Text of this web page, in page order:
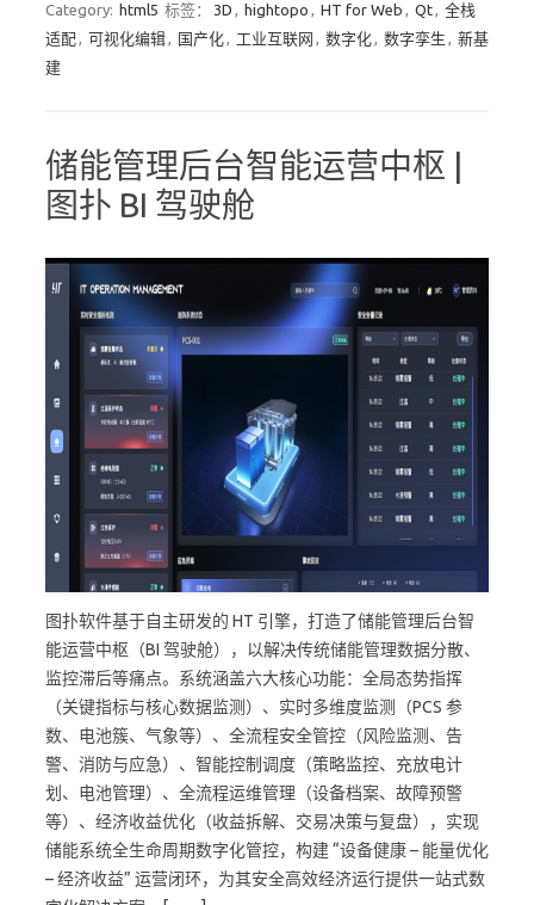
Category: html5 标签： 3D , hightopo , HT for Web , Qt, 全栈
适配 , 可视化编辑, 国产化, 工业互联网 , 数字化, 数字孪生 , 新基
建
储能管理后台智能运营中枢 |
图扑 BI 驾驶舱
图扑软件基于自主研发的 HT 引擎，打造了储能管理后台智
能运营中枢（BI 驾驶舱），以解决传统储能管理数据分散、
监控滞后等痛点。系统涵盖六大核心功能：全局态势指挥
（关键指标与核心数据监测）、实时多维度监测（PCS 参
数、电池簇、气象等）、全流程安全管控（风险监测、告
警、消防与应急）、智能控制调度（策略监控、充放电计
划、电池管理）、全流程运维管理（设备档案、故障预警
等）、经济收益优化（收益拆解、交易决策与复盘），实现
储能系统全生命周期数字化管控，构建 “设备健康 – 能量优化
– 经济收益” 运营闭环，为其安全高效经济运行提供一站式数